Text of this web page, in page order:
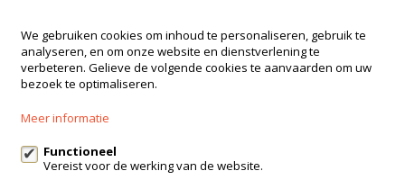
Immo Bosmans
Klokstraat 25 / 21
3600 Genk
info@immo-bosmans.be
We gebruiken cookies om inhoud te personaliseren, gebruik te
analyseren, en om onze website en dienstverlening te
verbeteren. Gelieve de volgende cookies te aanvaarden om uw
bezoek te optimaliseren.
Meer informatie
Functioneel
Vereist voor de werking van de website.